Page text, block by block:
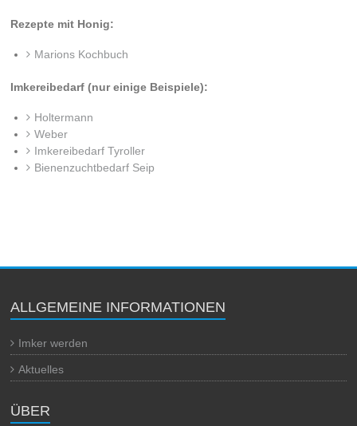
Rezepte mit Honig:
Marions Kochbuch
Imkereibedarf (nur einige Beispiele):
Holtermann
Weber
Imkereibedarf Tyroller
Bienenzuchtbedarf Seip
ALLGEMEINE INFORMATIONEN
Imker werden
Aktuelles
ÜBER